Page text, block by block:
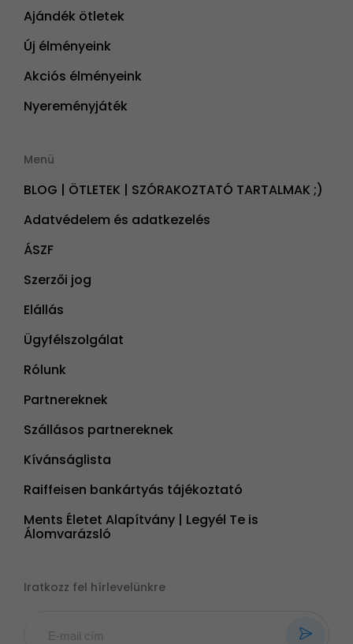
Ajándék ötletek
Új élményeink
Akciós élményeink
Nyereményjáték
Menü
BLOG | ÖTLETEK | SZÓRAKOZTATÓ TARTALMAK ;)
Adatvédelem és adatkezelés
ÁSZF
Szerzői jog
Elállás
Ügyfélszolgálat
Rólunk
Partnereknek
Szállásos partnereknek
Kívánságlista
Raiffeisen bankártyás tájékoztató
Ments Életet Alapítvány | Legyél Te is
Álomvarázsló
Iratkozz fel hírlevelünkre